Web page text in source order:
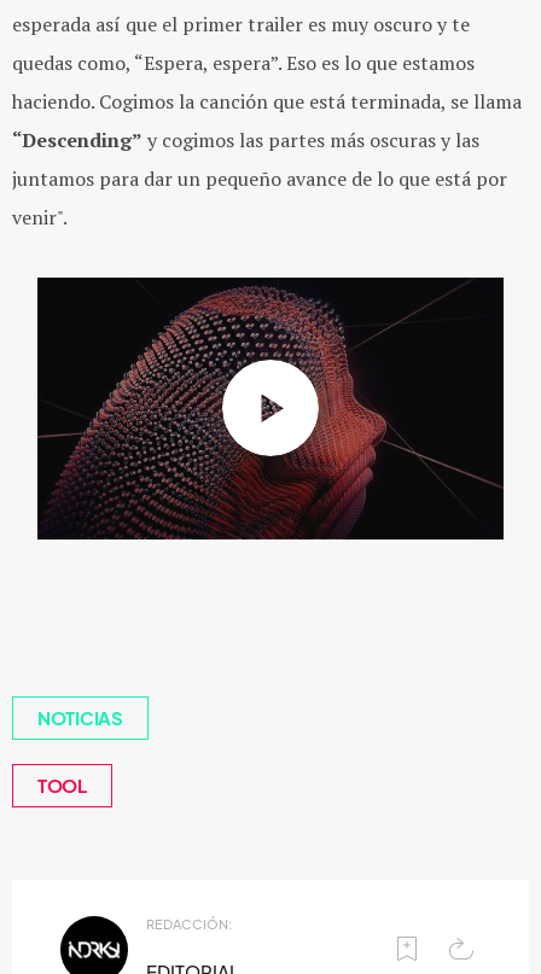
esperada así que el primer trailer es muy oscuro y te
quedas como, “Espera, espera”. Eso es lo que estamos
haciendo. Cogimos la canción que está terminada, se llama
“Descending” y cogimos las partes más oscuras y las
juntamos para dar un pequeño avance de lo que está por
venir".
NOTICIAS
TOOL
REDACCIÓN: